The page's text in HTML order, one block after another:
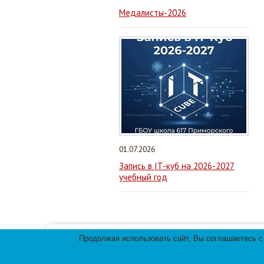
Медалисты-2026
01.07.2026
Запись в IT-куб на 2026-2027
учебный год
Продолжая использовать сайт, Вы соглашаетесь
Мы используем файлы cookies для